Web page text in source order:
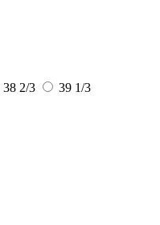
38 2/3
39 1/3